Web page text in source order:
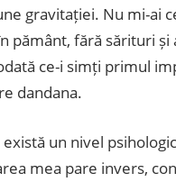
gravitației. Nu mi-ai
pământ, fără sărituri
ce-i simți primul
dandana.
un nivel
mea pare invers,